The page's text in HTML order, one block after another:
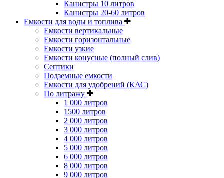
Канистры 10 литров
Канистры 20-60 литров
Емкости для воды и топлива
Емкости вертикальные
Емкости горизонтальные
Емкости узкие
Емкости конусные (полный слив)
Септики
Подземные емкости
Емкости для удобрений (КАС)
По литражу
1 000 литров
1500 литров
2 000 литров
3 000 литров
4 000 литров
5 000 литров
6 000 литров
8 000 литров
9 000 литров